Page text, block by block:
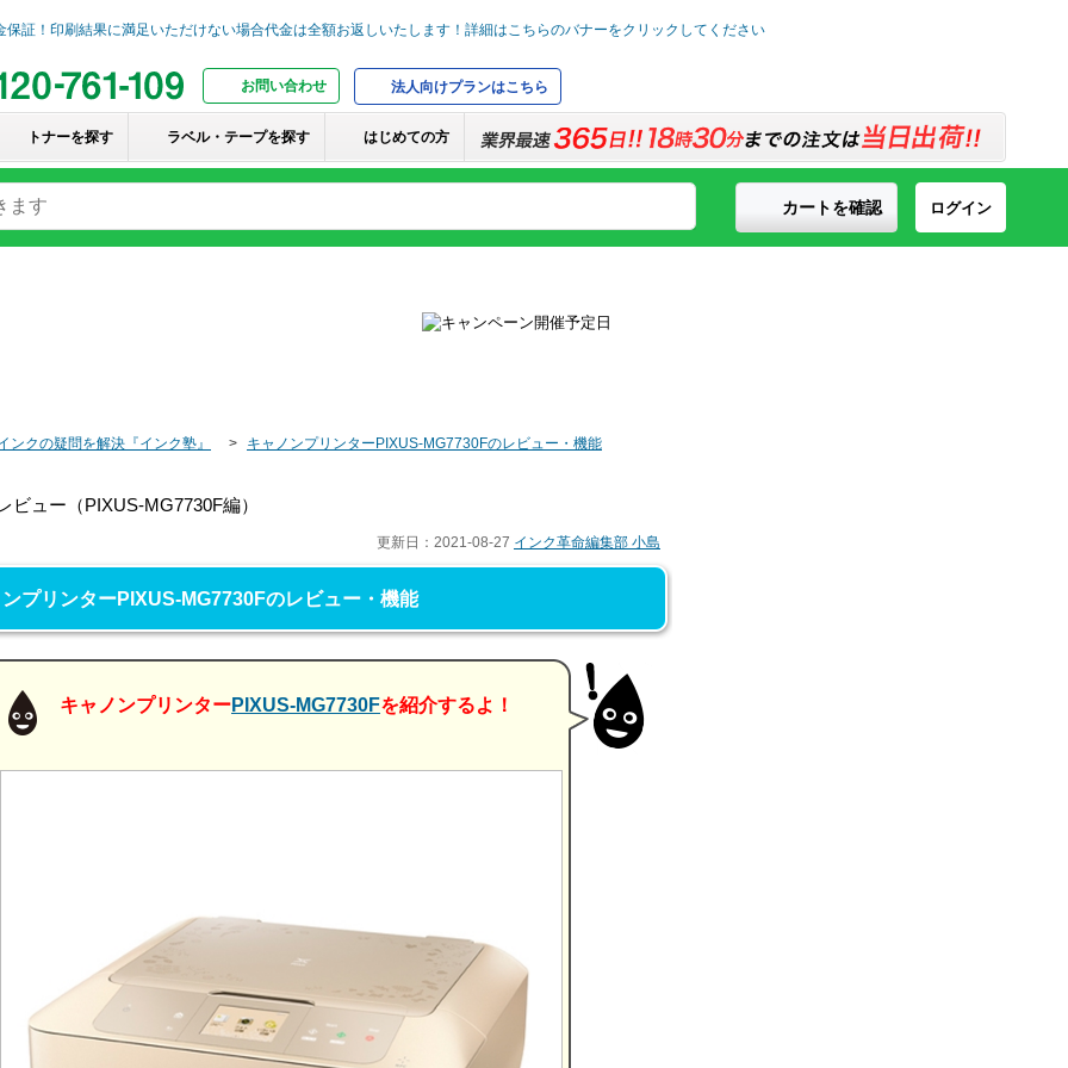
お問い合わせ 法人向けプランはこちら
トナーを探す ラベル・テープを探す はじめての方
ログイン
カートを確認
ンクの疑問を解決『インク塾』 キャノンプリンターPIXUS-MG7730Fのレビュー・機能
ビュー（PIXUS-MG7730F編）
更新日： 2021-08-27 インク革命編集部 小島
プリンターPIXUS-MG7730Fのレビュー・機能
キャノンプリンターPIXUS-MG7730Fを紹介するよ！